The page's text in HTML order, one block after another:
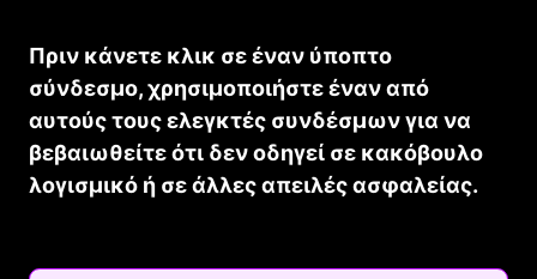
Πριν κάνετε κλικ σε έναν ύποπτο
σύνδεσμο, χρησιμοποιήστε έναν από
αυτούς τους ελεγκτές συνδέσμων για να
βεβαιωθείτε ότι δεν οδηγεί σε κακόβουλο
λογισμικό ή σε άλλες απειλές ασφαλείας.